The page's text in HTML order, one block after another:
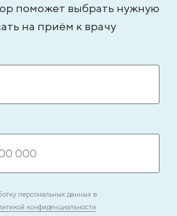
поможет выбрать нужную
на приём к врачу
персональных данных в
конфиденциальности